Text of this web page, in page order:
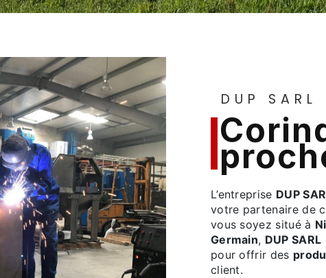
DUP SARL
corindons pour sablage
L’entreprise DUP
votre partenaire de
vous soyez situé à
Germain, DUP SARL
pour offrir des
client.